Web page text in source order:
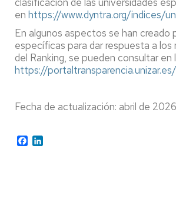
en https://www.dyntra.org/indices/
En algunos aspectos se han creado
específicas para dar respuesta a los
del Ranking, se pueden consultar en
https://
Fecha de actualización: abril de 2026
Facebook